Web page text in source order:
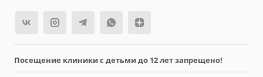
Посещение клиники с детьми до 12 лет запрещено!